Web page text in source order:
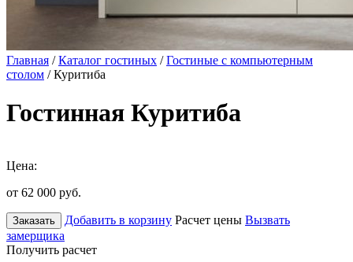
Главная /Каталог гостиных /Гостиные с компьютерным
столом / Куритиба
Гостинная Куритиба
Цена:
от 62 000 руб.
Заказать Добавить в корзину Расчет цены Вызвать
замерщика
Получить расчет